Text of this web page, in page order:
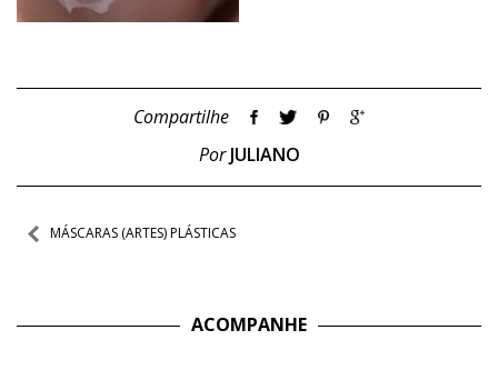
Compartilhe
PorJULIANO
Navegação
MÁSCARAS (ARTES) PLÁSTICAS
ACOMPANHE